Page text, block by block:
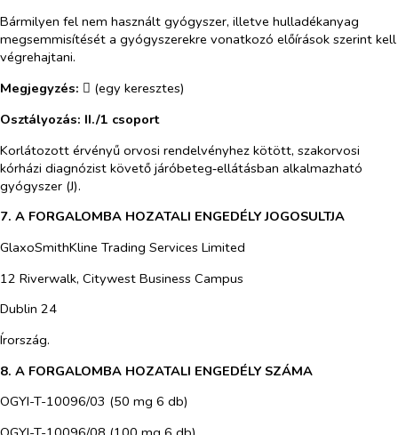
Bármilyen fel nem használt gyógyszer, illetve hulladékanyag
megsemmisítését a gyógyszerekre vonatkozó előírások szerint kell
végrehajtani.
Megjegyzés:  (egy keresztes)
Osztályozás: II./1 csoport
Korlátozott érvényű orvosi rendelvényhez kötött, szakorvosi
kórházi diagnózist követő járóbeteg‑ellátásban alkalmazható
gyógyszer (J).
7. A FORGALOMBA HOZATALI ENGEDÉLY JOGOSULTJA
GlaxoSmithKline Trading Services Limited
12 Riverwalk, Citywest Business Campus
Dublin 24
Írország.
8. A FORGALOMBA HOZATALI ENGEDÉLY SZÁMA
OGYI-T-10096/03 (50 mg 6 db)